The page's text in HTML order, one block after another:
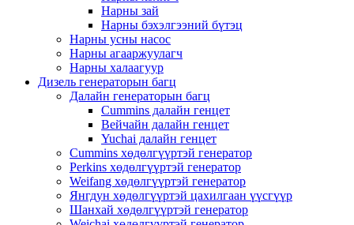
Нарны зай
Нарны бэхэлгээний бүтэц
Нарны усны насос
Нарны агааржуулагч
Нарны халаагуур
Дизель генераторын багц
Далайн генераторын багц
Cummins далайн генцет
Вейчайн далайн генцет
Yuchai далайн генцет
Cummins хөдөлгүүртэй генератор
Perkins хөдөлгүүртэй генератор
Weifang хөдөлгүүртэй генератор
Янгдун хөдөлгүүртэй цахилгаан үүсгүүр
Шанхай хөдөлгүүртэй генератор